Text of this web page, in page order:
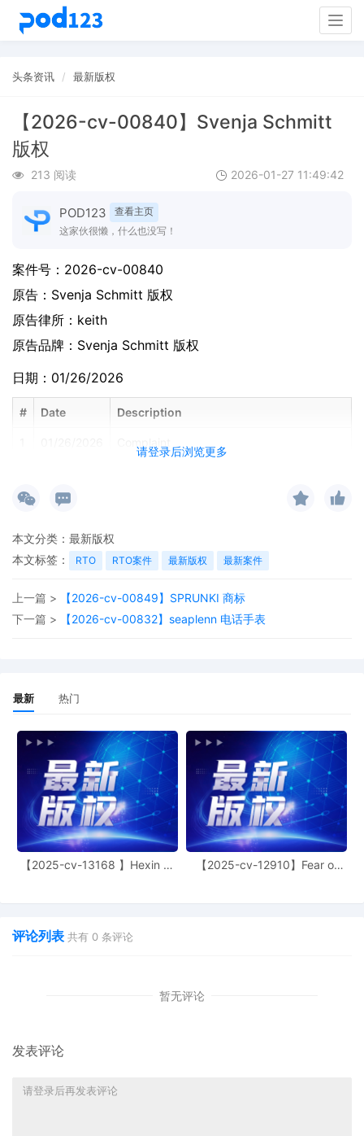
头条资讯 最新版权
【2026-cv-00840】Svenja Schmitt
版权
213 阅读 2026-01-27 11:49:42
POD123
查看主页
这家伙很懒，什么也没写！
请登录后浏览更多
案件号： 2026-cv-00840
原告： Svenja Schmitt 版权
原告律所：keith
原告品牌： Svenja Schmitt 版权
日期：01/26/2026
# Date Description
本文分类： 最新版权
本文标签：
RTO RTO案件 最新版权 最新案件
上一篇 >
【2026-cv-00849】SPRUNKI 商标
下一篇 >
【2026-cv-00832】seaplenn 电话手表
最新 热门
【2025-cv-13168 】Hexin 塑
【2025-cv-12910】Fear of
评论列表 共有 0 条评论
暂无评论
发表评论